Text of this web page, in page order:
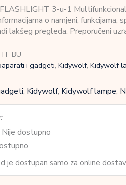
3-u-1
o namjeni, funkcijama,
lakšeg pregleda. Preporučeni
BU
i gadgeti, Kidywolf, Kidywolf
, Kidywolf, Kidywolf lampe,
Nije dostupno
je dostupan samo za online